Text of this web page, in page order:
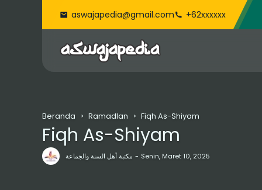
aswajapedia@gmail.com +62xxxxxx
Beranda Ramadlan Fiqh As-Shiyam
مكتبة أهل السنة والجماعة Senin, Maret 10, 2025
Fiqh As-Shiyam